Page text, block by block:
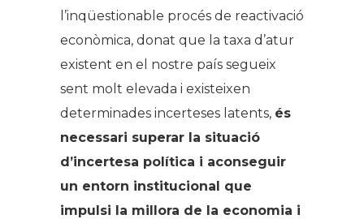
l’inqüestionable procés de reactivació
econòmica, donat que la taxa d’atur
existent en el nostre país segueix
sent molt elevada i existeixen
determinades incerteses latents, és
necessari superar la situació
d’incertesa política i aconseguir
un entorn institucional que
impulsi la millora de la economia i